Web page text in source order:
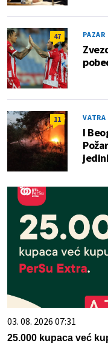
47 PAZAR
11
I
03. 08. 2026 07:31
25.000 kupaca već